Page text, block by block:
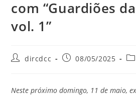
com “Guardiões
vol. 1”
dircdcc 08/05/2025
Neste próximo domingo, 11 de maio,